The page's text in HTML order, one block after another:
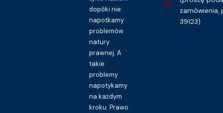
Wyjazd służbowy – wzór polecenia
16.00zł
Kupuję dostęp do wzoru pisma
dopóki nie
napotkamy
problemów
natury
prawnej. A
takie
problemy
napotykamy
na każdym
kroku. Prawo
zamówienia,
39123)